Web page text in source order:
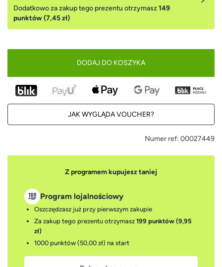
Dodatkowo za zakup tego prezentu otrzymasz149
punktów (7,45 zł)
DODAJ DO KOSZYKA
JAK WYGLĄDA VOUCHER?
Numer ref: 00027449
Z programem kupujesz taniej
Program lojalnościowy
Oszczędzasz już przy pierwszym zakupie
Za zakup tego prezentu otrzymasz 199 punktów (9,95
zł)
1000 punktów (50,00 zł) na start